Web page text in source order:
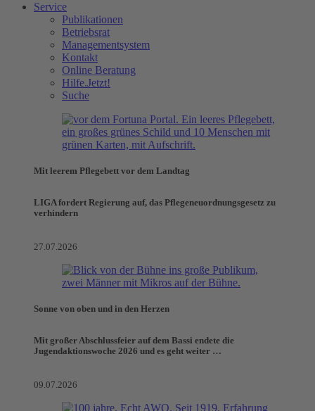
Service
Publikationen
Betriebsrat
Managementsystem
Kontakt
Online Beratung
Hilfe.Jetzt!
Suche
Mit leerem Pflegebett vor dem Landtag
LIGA fordert Regierung auf, das Pflegeneuordnungsgesetz zu
verhindern
27.07.2026
Sonne von oben und in den Herzen
Mit großer Abschlussfeier auf dem Bassi endete die
Jugendaktionswoche 2026 und es geht weiter …
09.07.2026